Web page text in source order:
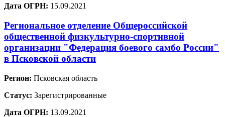
Дата ОГРН: 15.09.2021
Региональное отделение Общероссийской
общественной физкультурно-спортивной
организации "Федерация боевого самбо России"
в Псковской области
Регион: Псковская область
Статус: Зарегистрированные
Дата ОГРН: 13.09.2021